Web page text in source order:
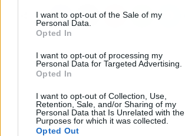
I want to opt-out of the Sale of my
Personal Data.
Opted In
I want to opt-out of processing my
Personal Data for Targeted Advertising.
Opted In
I want to opt-out of Collection, Use,
Retention, Sale, and/or Sharing of my
Personal Data that Is Unrelated with the
Purposes for which it was collected.
Opted Out